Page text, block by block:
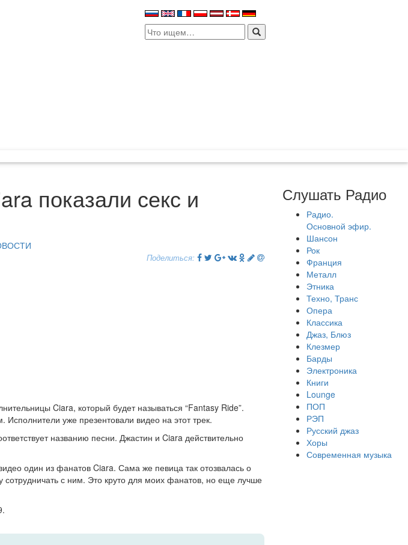
Search
for:
показали секс и
Поделиться:
Ciara, который будет называться “Fantasy Ride”.
уже презентовали видео на этот трек.
названию песни. Джастин и Ciara действительно
один из фанатов Ciara. Сама же певица так отозвалась о
с ним. Это круто для моих фанатов, но еще лучше
Слушать Радио
Радио.
Основной эфир.
Шансон
Рок
Франция
Металл
Этника
Техно, Транс
Опера
Классика
Джаз, Блюз
Клезмер
Барды
Электроника
Книги
Lounge
ПОП
РЭП
Русский джаз
Хоры
Современная музыка